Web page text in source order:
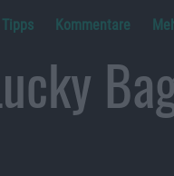
Tipps Kommentare